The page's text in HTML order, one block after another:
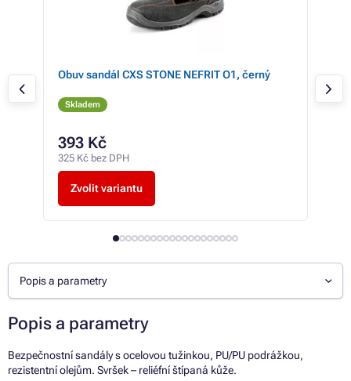
Obuv sandál CXS STONE NEFRIT O1, černý
Skladem
393 Kč
325 Kč bez DPH
Zvolit variantu
Popis a parametry
Popis a parametry
Bezpečnostní sandály s ocelovou tužinkou, PU/PU podrážkou,
rezistentní olejům. Svršek – reliéfní štípaná kůže.